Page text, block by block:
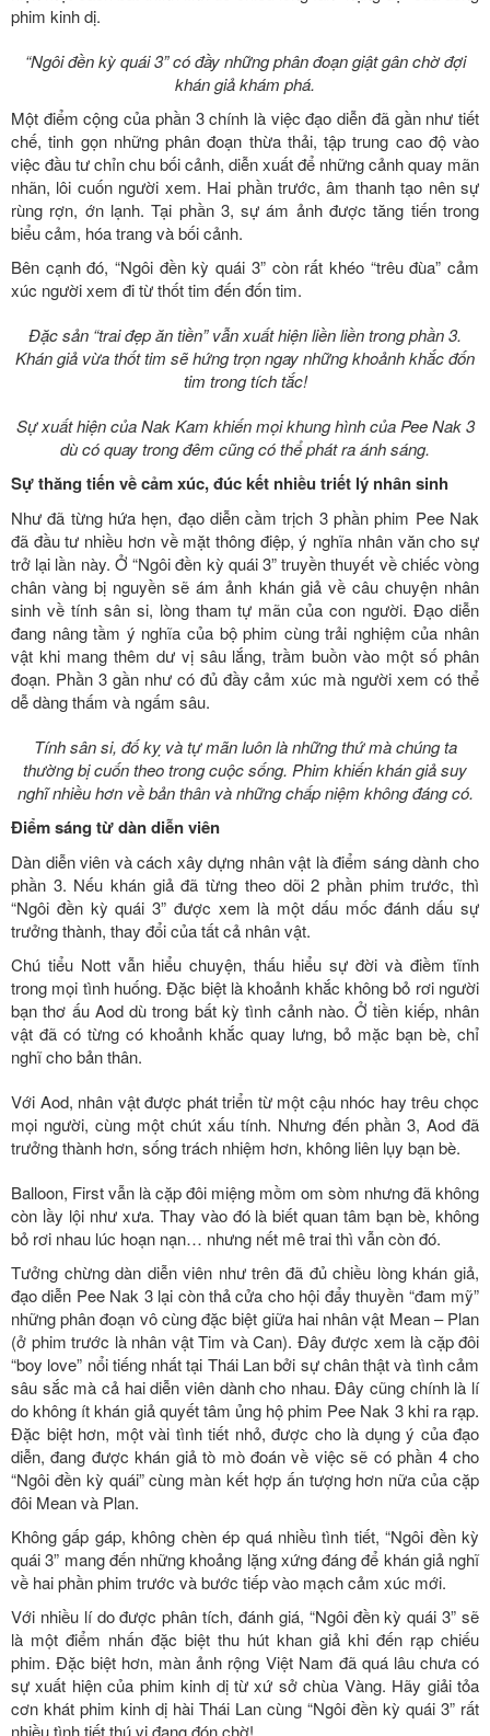
phim kinh dị.
“Ngôi đền kỳ quái 3” có đầy những phân đoạn giật gân chờ đợi
khán giả khám phá.
Một điểm cộng của phần 3 chính là việc đạo diễn đã gần như tiết
chế, tinh gọn những phân đoạn thừa thải, tập trung cao độ vào
việc đầu tư chỉn chu bối cảnh, diễn xuất để những cảnh quay mãn
nhãn, lôi cuốn người xem. Hai phần trước, âm thanh tạo nên sự
rùng rợn, ớn lạnh. Tại phần 3, sự ám ảnh được tăng tiến trong
biểu cảm, hóa trang và bối cảnh.
Bên cạnh đó, “Ngôi đền kỳ quái 3” còn rất khéo “trêu đùa” cảm
xúc người xem đi từ thốt tim đến đốn tim.
Đặc sản “trai đẹp ăn tiền” vẫn xuất hiện liền liền trong phần 3.
Khán giả vừa thốt tim sẽ hứng trọn ngay những khoảnh khắc đốn
tim trong tích tắc!
Sự xuất hiện của Nak Kam khiến mọi khung hình của Pee Nak 3
dù có quay trong đêm cũng có thể phát ra ánh sáng.
Sự thăng tiến về cảm xúc, đúc kết nhiều triết lý nhân sinh
Như đã từng hứa hẹn, đạo diễn cầm trịch 3 phần phim Pee Nak
đã đầu tư nhiều hơn về mặt thông điệp, ý nghĩa nhân văn cho sự
trở lại lần này. Ở “Ngôi đền kỳ quái 3” truyền thuyết về chiếc vòng
chân vàng bị nguyền sẽ ám ảnh khán giả về câu chuyện nhân
sinh về tính sân si, lòng tham tự mãn của con người. Đạo diễn
đang nâng tầm ý nghĩa của bộ phim cùng trải nghiệm của nhân
vật khi mang thêm dư vị sâu lắng, trầm buồn vào một số phân
đoạn. Phần 3 gần như có đủ đầy cảm xúc mà người xem có thể
dễ dàng thấm và ngấm sâu.
Tính sân si, đố kỵ và tự mãn luôn là những thứ mà chúng ta
thường bị cuốn theo trong cuộc sống. Phim khiến khán giả suy
nghĩ nhiều hơn về bản thân và những chấp niệm không đáng có.
Điểm sáng từ dàn diễn viên
Dàn diễn viên và cách xây dựng nhân vật là điểm sáng dành cho
phần 3. Nếu khán giả đã từng theo dõi 2 phần phim trước, thì
“Ngôi đền kỳ quái 3” được xem là một dấu mốc đánh dấu sự
trưởng thành, thay đổi của tất cả nhân vật.
Chú tiểu Nott vẫn hiểu chuyện, thấu hiểu sự đời và điềm tĩnh
trong mọi tình huống. Đặc biệt là khoảnh khắc không bỏ rơi người
bạn thơ ấu Aod dù trong bất kỳ tình cảnh nào. Ở tiền kiếp, nhân
vật đã có từng có khoảnh khắc quay lưng, bỏ mặc bạn bè, chỉ
nghĩ cho bản thân.
Với Aod, nhân vật được phát triển từ một cậu nhóc hay trêu chọc
mọi người, cùng một chút xấu tính. Nhưng đến phần 3, Aod đã
trưởng thành hơn, sống trách nhiệm hơn, không liên lụy bạn bè.
Balloon, First vẫn là cặp đôi miệng mồm om sòm nhưng đã không
còn lầy lội như xưa. Thay vào đó là biết quan tâm bạn bè, không
bỏ rơi nhau lúc hoạn nạn… nhưng nết mê trai thì vẫn còn đó.
Tưởng chừng dàn diễn viên như trên đã đủ chiều lòng khán giả,
đạo diễn Pee Nak 3 lại còn thả cửa cho hội đẩy thuyền “đam mỹ”
những phân đoạn vô cùng đặc biệt giữa hai nhân vật Mean – Plan
(ở phim trước là nhân vật Tim và Can). Đây được xem là cặp đôi
“boy love” nổi tiếng nhất tại Thái Lan bởi sự chân thật và tình cảm
sâu sắc mà cả hai diễn viên dành cho nhau. Đây cũng chính là lí
do không ít khán giả quyết tâm ủng hộ phim Pee Nak 3 khi ra rạp.
Đặc biệt hơn, một vài tình tiết nhỏ, được cho là dụng ý của đạo
diễn, đang được khán giả tò mò đoán về việc sẽ có phần 4 cho
“Ngôi đền kỳ quái” cùng màn kết hợp ấn tượng hơn nữa của cặp
đôi Mean và Plan.
Không gấp gáp, không chèn ép quá nhiều tình tiết, “Ngôi đền kỳ
quái 3” mang đến những khoảng lặng xứng đáng để khán giả nghĩ
về hai phần phim trước và bước tiếp vào mạch cảm xúc mới.
Với nhiều lí do được phân tích, đánh giá, “Ngôi đền kỳ quái 3” sẽ
là một điểm nhấn đặc biệt thu hút khan giả khi đến rạp chiếu
phim. Đặc biệt hơn, màn ảnh rộng Việt Nam đã quá lâu chưa có
sự xuất hiện của phim kinh dị từ xứ sở chùa Vàng. Hãy giải tỏa
cơn khát phim kinh dị hài Thái Lan cùng “Ngôi đền kỳ quái 3” rất
nhiều tình tiết thú vị đang đón chờ!